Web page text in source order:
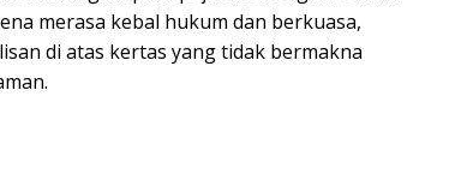
merasa kebal hukum dan berkuasa,
di atas kertas yang tidak bermakna